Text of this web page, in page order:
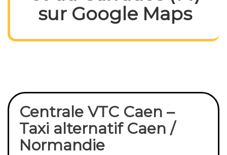
sur Google Maps
Centrale VTC Caen –
Taxi alternatif Caen /
Normandie